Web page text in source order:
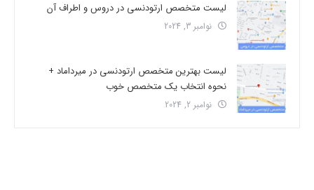
لیست متخصص ارتودنسی در دروس و اطراف آن
نوامبر 3, 2024
لیست بهترین متخصص ارتودنسی در میرداماد +
نحوه انتخاب یک متخصص خوب
نوامبر 2, 2024